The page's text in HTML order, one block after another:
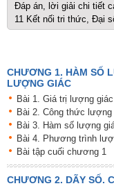
Đáp án, lời giải chi tiết
11 Kết nối tri thức, Đại
CHƯƠNG 1. HÀM SỐ
LƯỢNG GIÁC
Bài 1. Giá trị lượng
Bài 2. Công thức lượng
Bài 3. Hàm số lượng
Bài 4. Phương trình
Bài tập cuối chương 1
CHƯƠNG 2. DÃY SỐ.